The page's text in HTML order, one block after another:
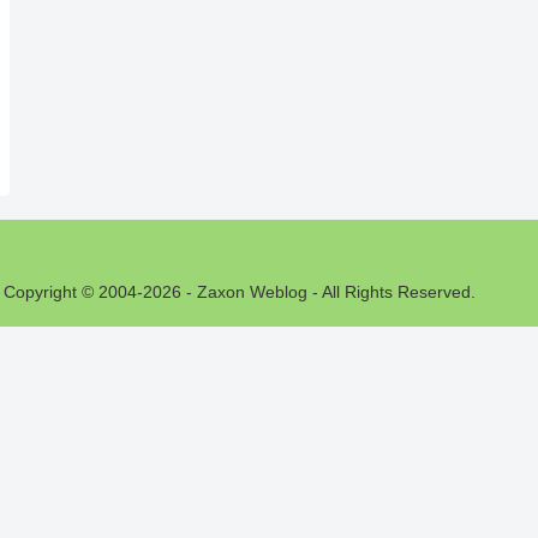
Copyright © 2004-2026 - Zaxon Weblog - All Rights Reserved.